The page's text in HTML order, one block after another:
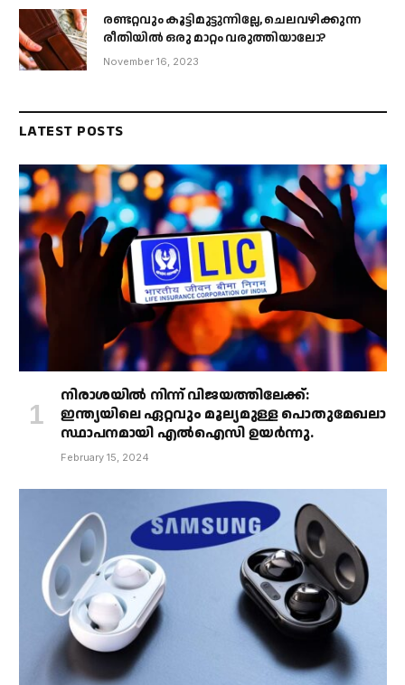
രണ്ടറ്റവും കൂട്ടിമുട്ടുന്നില്ലേ, ചെലവഴിക്കുന്ന
രീതിയിൽ ഒരു മാറ്റം വരുത്തിയാലോ?
November 16, 2023
LATEST POSTS
നിരാശയിൽ നിന്ന് വിജയത്തിലേക്ക്:
ഇന്ത്യയിലെ ഏറ്റവും മൂല്യമുള്ള പൊതുമേഖലാ
സ്ഥാപനമായി എൽഐസി ഉയർന്നു.
February 15, 2024